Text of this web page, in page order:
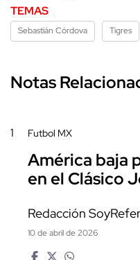
TEMAS
Sebastián Córdova Tigres
Notas
1 Futbol MX
América baja
en el Clásico
Redacción
10 de abril de 2026